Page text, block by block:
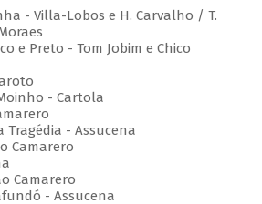
- Villa-Lobos e H. Carvalho / T.
e Preto - Tom Jobim e Chico
- Cartola
Tragédia - Assucena
Camarero
Camarero
- Assucena